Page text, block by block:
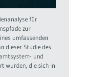
für
zur
umfassenden
dieser Studie des
und
wurden, die sich in